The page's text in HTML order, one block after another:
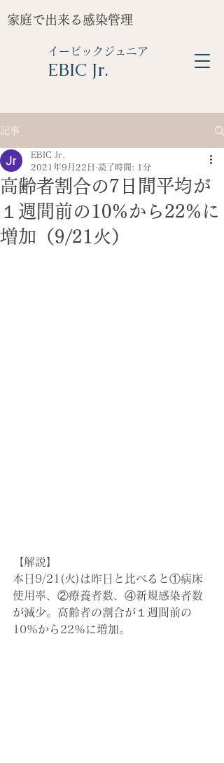
家庭で出来る感染管理
イービックジュニア
​EBIC Jr.
記事
高齢者割合の7日間平均が
１週間前の10%から22%に
増加（9/21火）
EBIC Jr.
2021年9月22日
読了時間: 1分
【解説】
本日9/21(火)は昨日と比べると①病床
使用率、②療養者数、④新規感染者数
が減少。高齢者の割合が１週間前の
10%から22%に増加。